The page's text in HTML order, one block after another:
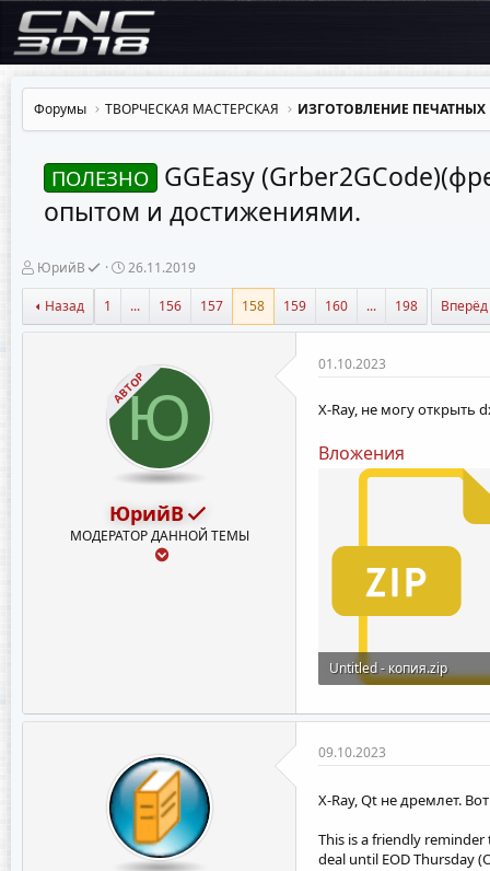
Форумы ТВОРЧЕСКАЯ МАСТЕРСКАЯ ИЗГОТОВЛЕНИЕ ПЕЧАТНЫХ
ПОЛЕЗНО GGEasy
опытом и достижениями.
А
в
т
р
ЮрийВ
Д
а
н
а
л
26.11.2019
Назад 1 ... 156 157 158 159 160 ... 198 Вперёд
АВТОР
Ю
ЮрийВ
МОДЕРАТОР ДАННОЙ ТЕМЫ
01.10.2023
X-Ray, не могу открыть
Вложения
Untitled - копия.zip
09.10.2023
X-Ray, Qt не дремлет.
This is a friendly
deal until EOD Thursday